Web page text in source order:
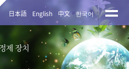
日本語 English 中文 한국어
제 장치